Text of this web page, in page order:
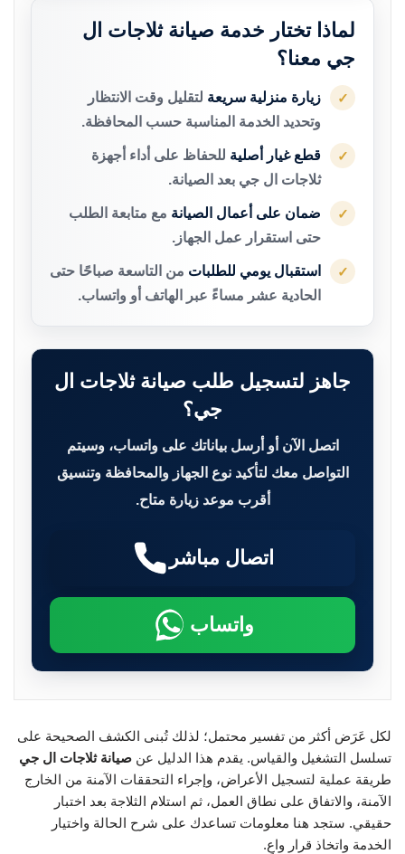
لماذا تختار خدمة صيانة ثلاجات ال
جي معنا؟
✓ زيارة منزلية سريعة لتقليل وقت الانتظار
وتحديد الخدمة المناسبة حسب المحافظة.
✓ قطع غيار أصلية للحفاظ على أداء أجهزة
ثلاجات ال جي بعد الصيانة.
✓ ضمان على أعمال الصيانة مع متابعة الطلب
حتى استقرار عمل الجهاز.
✓ استقبال يومي للطلبات من التاسعة صباحًا حتى
الحادية عشر مساءً عبر الهاتف أو واتساب.
جاهز لتسجيل طلب صيانة ثلاجات ال
جي؟
اتصل الآن أو أرسل بياناتك على واتساب، وسيتم
التواصل معك لتأكيد نوع الجهاز والمحافظة وتنسيق
أقرب موعد زيارة متاح.
اتصال مباشر
واتساب
لكل عَرَض أكثر من تفسير محتمل؛ لذلك تُبنى الكشف الصحيحة على
تسلسل التشغيل والقياس. يقدم هذا الدليل عن صيانة ثلاجات ال جي
طريقة عملية لتسجيل الأعراض، وإجراء التحققات الآمنة من الخارج
الآمنة، والاتفاق على نطاق العمل، ثم استلام الثلاجة بعد اختبار
حقيقي. ستجد هنا معلومات تساعدك على شرح الحالة واختيار
الخدمة واتخاذ قرار واعٍ.